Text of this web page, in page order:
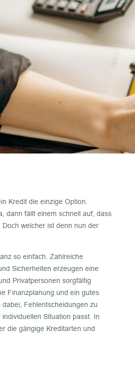
Kredit die einzige Option.
dann fällt einem schnell auf, dass
welcher ist denn nun der
so einfach. Zahlreiche
Sicherheiten erzeugen eine
Privatpersonen sorgfältig
Finanzplanung und ein gutes
Fehlentscheidungen zu
Situation passt. In
die gängige Kreditarten und